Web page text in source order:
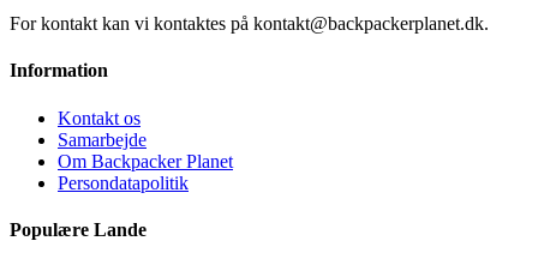
For kontakt kan vi kontaktes på kontakt@backpackerplanet.dk.
Information
Kontakt os
Samarbejde
Om Backpacker Planet
Persondatapolitik
Populære Lande